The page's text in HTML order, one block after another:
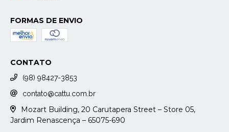
FORMAS DE ENVIO
CONTATO
(98) 98427-3853
contato@cattu.com.br
Mozart Building, 20 Carutapera Street – Store 05,
Jardim Renascença – 65075-690